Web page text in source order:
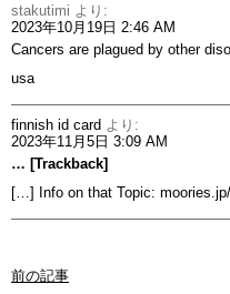
stakutimi より:
2023年10月19日 2:46 AM
Cancers are plagued by other
usa
finnish id card より:
2023年11月5日 3:09 AM
… [Trackback]
[…] Info on that Topic:
前の記事